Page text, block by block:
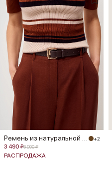
Ремень из натуральной кожи +2
3 490 ₽6 990 ₽
РАСПРОДАЖА